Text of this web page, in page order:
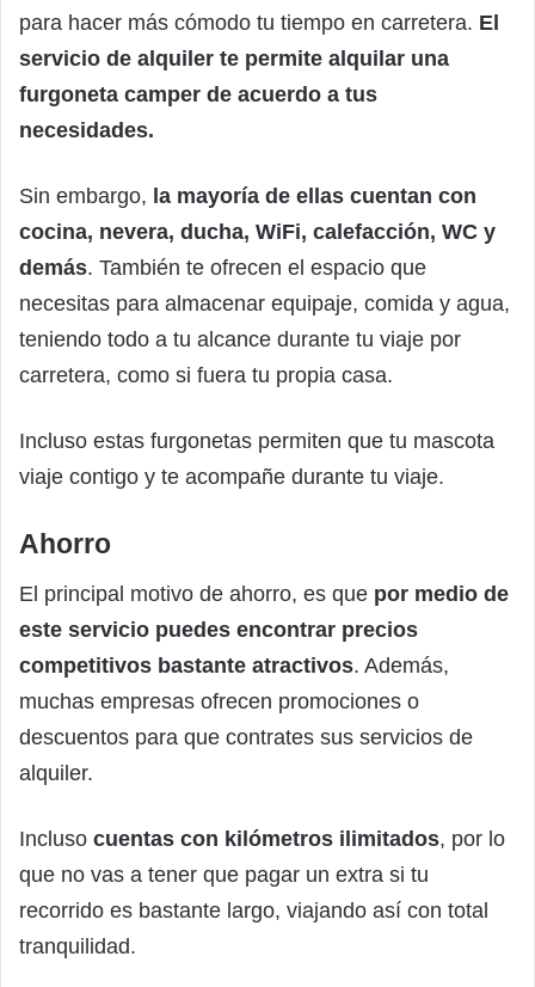
para hacer más cómodo tu tiempo en carretera. El
servicio de alquiler te permite alquilar una
furgoneta camper de acuerdo a tus
necesidades.
Sin embargo, la mayoría de ellas cuentan con
cocina, nevera, ducha, WiFi, calefacción, WC y
demás. También te ofrecen el espacio que
necesitas para almacenar equipaje, comida y agua,
teniendo todo a tu alcance durante tu viaje por
carretera, como si fuera tu propia casa.
Incluso estas furgonetas permiten que tu mascota
viaje contigo y te acompañe durante tu viaje.
Ahorro
El principal motivo de ahorro, es que por medio de
este servicio puedes encontrar precios
competitivos bastante atractivos. Además,
muchas empresas ofrecen promociones o
descuentos para que contrates sus servicios de
alquiler.
Incluso cuentas con kilómetros ilimitados, por lo
que no vas a tener que pagar un extra si tu
recorrido es bastante largo, viajando así con total
tranquilidad.